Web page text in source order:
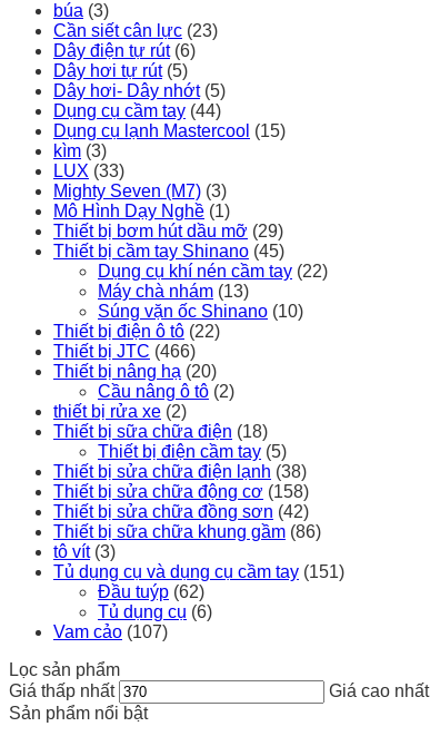
búa (3)
Cần siết cân lực (23)
Dây điện tự rút (6)
Dây hơi tự rút (5)
Dây hơi- Dây nhớt (5)
Dụng cụ cầm tay (44)
Dụng cụ lạnh Mastercool (15)
kìm (3)
LUX (33)
Mighty Seven (M7) (3)
Mô Hình Dạy Nghề (1)
Thiết bị bơm hút dầu mỡ (29)
Thiết bị cầm tay Shinano (45)
Dụng cụ khí nén cầm tay (22)
Máy chà nhám (13)
Súng vặn ốc Shinano (10)
Thiết bị điện ô tô (22)
Thiết bị JTC (466)
Thiết bị nâng hạ (20)
Cầu nâng ô tô (2)
thiết bị rửa xe (2)
Thiết bị sữa chữa điện (18)
Thiết bị điện cầm tay (5)
Thiết bị sửa chữa điện lạnh (38)
Thiết bị sửa chữa động cơ (158)
Thiết bị sửa chữa đồng sơn (42)
Thiết bị sữa chữa khung gầm (86)
tô vít (3)
Tủ dụng cụ và dụng cụ cầm tay (151)
Đầu tuýp (62)
Tủ dụng cụ (6)
Vam cảo (107)
Lọc sản phẩm
Giá thấp nhất
Giá cao nhất
Sản phẩm nổi bật